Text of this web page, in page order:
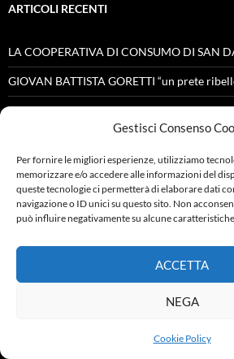
Gestisci Consenso
Per fornire le migliori esperienze, utilizziamo
memorizzare e/o accedere alle informazioni del
queste tecnologie ci permetterà di elaborare dati
navigazione o ID unici su questo sito. Non
può influire negativamente su alcune
ACCETTA
NEGA
Cookie Policy
ARTICOLI RECENTI
LA COOPERATIVA DI CONSUMO DI SAN
GIOVAN BATTISTA GORETTI “un prete
RICETTE POMARANCINE
MASSA MARITTIMA